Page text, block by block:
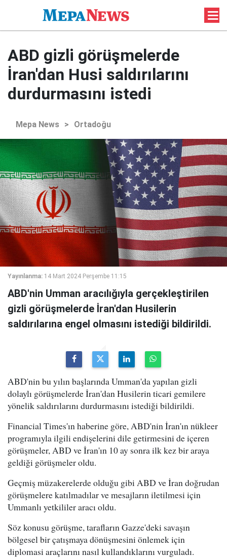
ABD gizli görüşmelerde
İran'dan Husi saldırılarını
durdurmasını istedi
Mepa News > Ortadoğu
Yayınlanma: 14 Mart 2024 Perşembe 11:15
ABD'nin Umman aracılığıyla gerçekleştirilen
gizli görüşmelerde İran'dan Husilerin
saldırılarına engel olmasını istediği bildirildi.
ABD'nin bu yılın başlarında Umman'da yapılan gizli
dolaylı görüşmelerde İran'dan Husilerin ticari gemilere
yönelik saldırılarını durdurmasını istediği bildirildi.
Financial Times'ın haberine göre, ABD'nin İran'ın nükleer
programıyla ilgili endişelerini dile getirmesini de içeren
görüşmeler, ABD ve İran'ın 10 ay sonra ilk kez bir araya
geldiği görüşmeler oldu.
Geçmiş müzakerelerde olduğu gibi ABD ve İran doğrudan
görüşmelere katılmadılar ve mesajların iletilmesi için
Ummanlı yetkililer aracı oldu.
Söz konusu görüşme, tarafların Gazze'deki savaşın
bölgesel bir çatışmaya dönüşmesini önlemek için
diplomasi araçlarını nasıl kullandıklarını vurguladı.